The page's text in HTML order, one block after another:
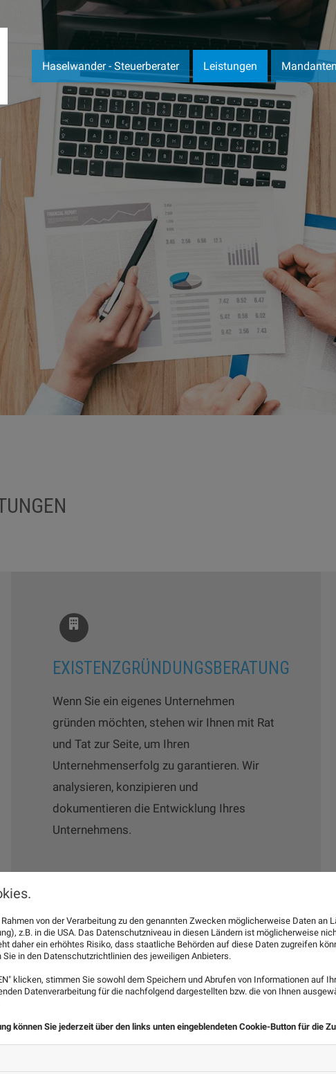
Haselwander - Steuerberater Leistungen Mandanten
EXISTENZGRÜNDUNGSBERATUNG
Wenn Sie ein eigenes Unternehmen
gründen möchten, stehen wir Ihnen mit Rat
und Tat zur Seite, um Ihren
Unternehmenserfolg zu garantieren. Wir
analysieren, konzipieren und
dokumentieren die Entwicklung Ihres
Unternehmens.
ERBSCHAFTSSTEUER UND
von der Verarbeitung zu den genannten Zwecken möglicherweise Daten an
z.B. in die USA. Das Datenschutzniveau in diesen Ländern ist möglicherweise
daher ein erhöhtes Risiko, dass staatliche Behörden auf diese Daten zugreifen
in den Datenschutzrichtlinien des jeweiligen Anbieters.
klicken, stimmen Sie sowohl dem Speichern und Abrufen von Informationen auf
Datenverarbeitung für die nachfolgend dargestellten bzw. die von Ihnen
können Sie jederzeit über den links unten eingeblendeten Cookie-Button für die